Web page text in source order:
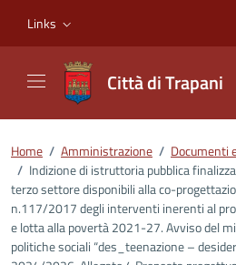
Links
Città di Trapani
Home / Amministrazione / Documenti
/ Indizione di istruttoria pubblica
terzo settore disponibili alla co-
n.117/2017 degli interventi inerenti al
e lotta alla povertà 2021-27. Avviso del
politiche sociali “des_teenazione –